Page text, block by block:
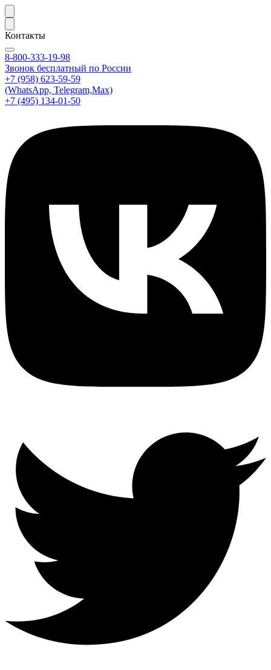
Контакты
8-800-333-19-98
Звонок бесплатный по России
+7 (958) 623-59-59
(WhatsApp, Telegram,Max)
+7 (495) 134-01-50